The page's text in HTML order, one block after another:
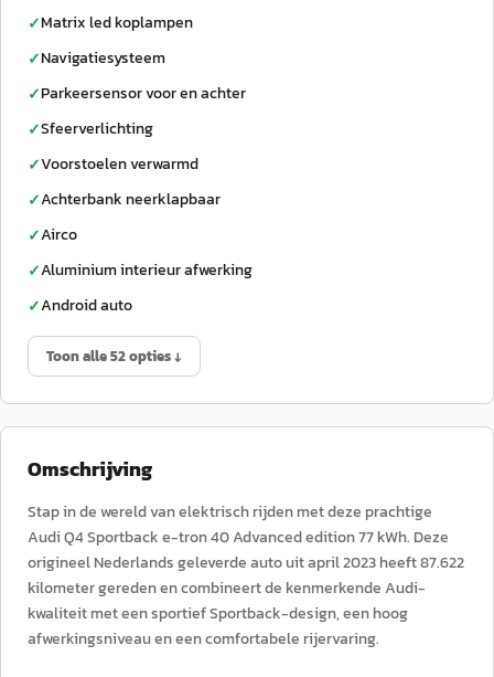
✓Matrix led koplampen
✓Navigatiesysteem
✓Parkeersensor voor en achter
✓Sfeerverlichting
✓Voorstoelen verwarmd
✓Achterbank neerklapbaar
✓Airco
✓Aluminium interieur afwerking
✓Android auto
Toon alle 52 opties ↓
Omschrijving
Stap in de wereld van elektrisch rijden met deze prachtige
Audi Q4 Sportback e-tron 40 Advanced edition 77 kWh. Deze
origineel Nederlands geleverde auto uit april 2023 heeft 87.622
kilometer gereden en combineert de kenmerkende Audi-
kwaliteit met een sportief Sportback-design, een hoog
afwerkingsniveau en een comfortabele rijervaring.